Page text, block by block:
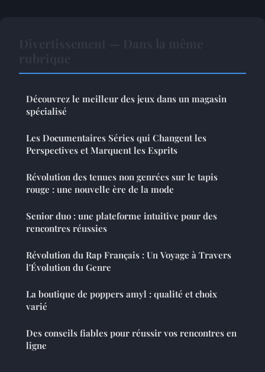
Découvrez le meilleur des jeux dans un magasin
spécialisé
Les Documentaires Séries qui Changent les
Perspectives et Marquent les Esprits
Révolution des tenues non genrées sur le tapis
rouge : une nouvelle ère de la mode
Senior duo : une plateforme intuitive pour des
rencontres réussies
Révolution du Rap Français : Un Voyage à Travers
l'Évolution du Genre
La boutique de poppers amyl : qualité et choix
varié
Des conseils fiables pour réussir vos rencontres en
ligne